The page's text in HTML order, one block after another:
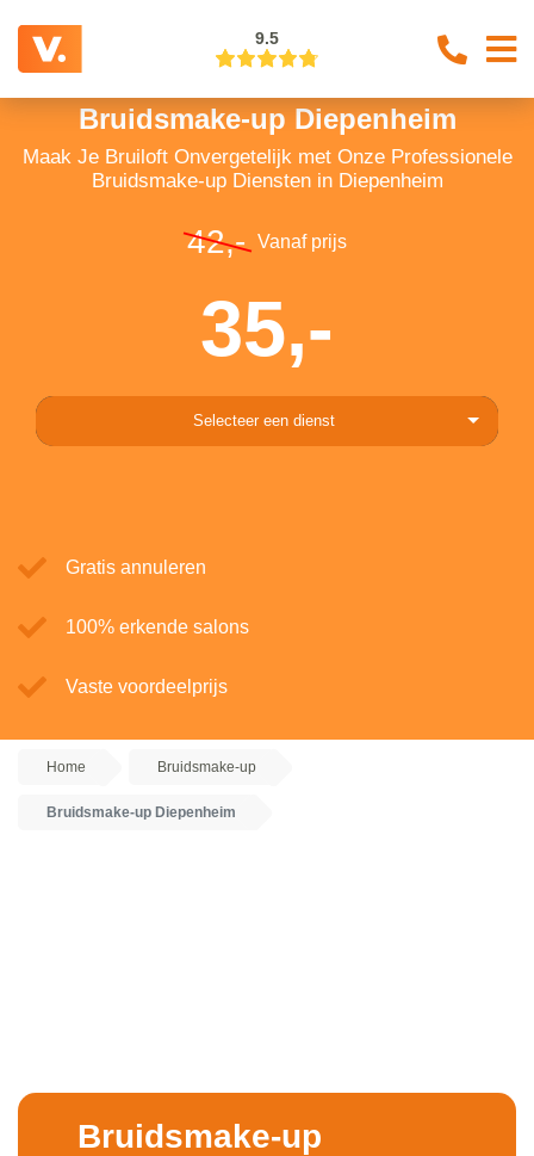
9.5
Bruidsmake-up Diepenheim
Maak Je Bruiloft Onvergetelijk met Onze Professionele
Bruidsmake-up Diensten in Diepenheim
42,- Vanaf prijs
35,-
Selecteer een dienst
Gratis annuleren
100% erkende salons
Vaste voordeelprijs
Home Bruidsmake-up
Bruidsmake-up Diepenheim
Bruidsmake-up